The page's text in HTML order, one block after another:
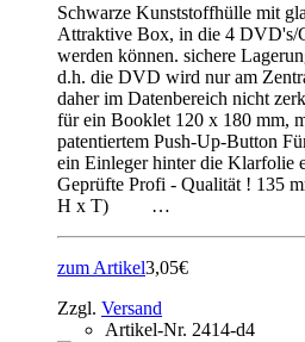
Schwarze Kunststoffhülle mit
Attraktive Box, in die 4 DVD's/
werden können. sichere
d.h. die DVD wird nur am
daher im Datenbereich nicht
für ein Booklet 120 x 180 mm,
patentiertem Push-Up-Button
ein Einleger hinter die Klarfolie
Geprüfte Profi - Qualität ! 135
H x T) …
zum Artikel3,05€
Zzgl. Versand
Artikel-Nr. 2414-d4